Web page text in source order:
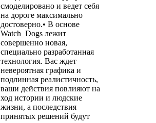
смоделировано и ведет себя
на дороге максимально
достоверно.• В основе
Watch_Dogs лежит
совершенно новая,
специально разработанная
технология. Вас ждет
невероятная графика и
подлинная реалистичность,
ваши действия повлияют на
ход истории и людские
жизни, а последствия
принятых решений будут